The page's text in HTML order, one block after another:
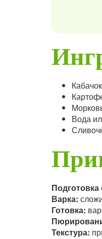
Вода
Варка:
Готовка:
Текстура: